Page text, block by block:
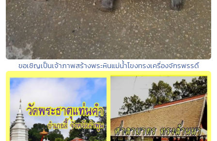
ขอเชิญเป็นเจ้าภาพสร้างพระหินแม่น้ำโขงทรงเครื่องจักรพรรดิ์